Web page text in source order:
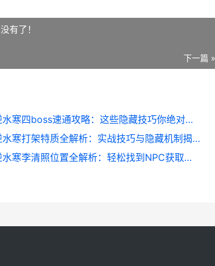
没有了！
下一篇 »
逆水寒四boss速通攻略：这些隐藏技巧你绝对不知道_
逆水寒打架特质全解析：实战技巧与隐藏机制揭秘
逆水寒李清照位置全解析：轻松找到NPC获取稀有道具